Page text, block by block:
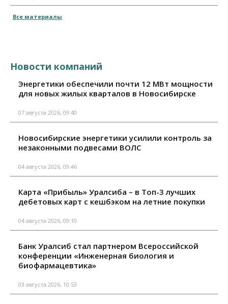
Все материалы
Новости компаний
Энергетики обеспечили почти 12 МВт мощности
для новых жилых кварталов в Новосибирске
07 августа 2026, 09:40
Новосибирские энергетики усилили контроль за
незаконными подвесами ВОЛС
04 августа 2026, 09:46
Карта «Прибыль» Уралсиба – в Топ-3 лучших
дебетовых карт с кешбэком на летние покупки
04 августа 2026, 09:10
Банк Уралсиб стал партнером Всероссийской
конференции «Инженерная биология и
биофармацевтика»
03 августа 2026, 10:53